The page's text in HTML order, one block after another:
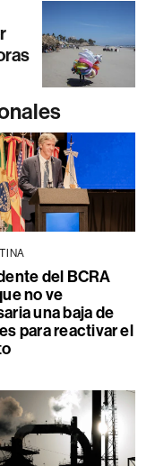
del BCRA
no ve
una baja de
para reactivar el